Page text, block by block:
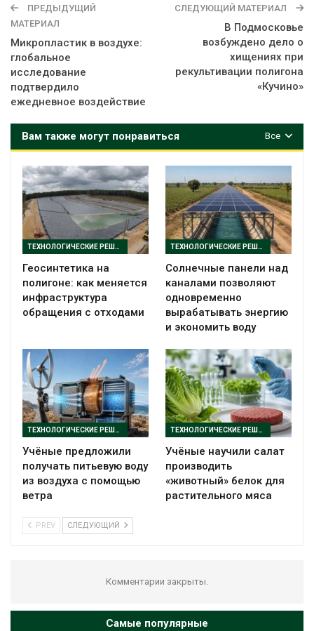
ПРЕДЫДУЩИЙ
МАТЕРИАЛ
Микропластик в воздухе:
глобальное
исследование
подтвердило
ежедневное воздействие
СЛЕДУЮЩИЙ МАТЕРИАЛ
В Подмосковье
возбуждено дело о
хищениях при
рекультивации полигона
«Кучино»
Все
Вам также могут понравиться
ТЕХНОЛОГИЧЕСКИЕ РЕШЕНИЯ
Геосинтетика на
полигоне: как меняется
инфраструктура
обращения с отходами
ТЕХНОЛОГИЧЕСКИЕ РЕШЕНИЯ
Солнечные панели над
каналами позволяют
одновременно
вырабатывать энергию
и экономить воду
ТЕХНОЛОГИЧЕСКИЕ РЕШЕНИЯ
Учёные предложили
получать питьевую воду
из воздуха с помощью
ветра
ТЕХНОЛОГИЧЕСКИЕ РЕШЕНИЯ
Учёные научили салат
производить
«животный» белок для
растительного мяса
PREV СЛЕДУЮЩИЙ
Комментарии закрыты.
Самые популярные